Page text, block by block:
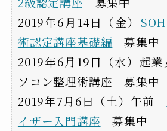
2019年6月14日（金）
術認定講座基礎編 募集中
2019年6月19日（水）起
ソコン整理術講座 募集中
2019年7月6日（土）午前
イザー入門講座 募集中